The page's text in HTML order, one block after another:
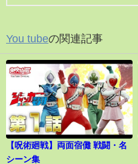
You tubeの関連記事
【呪術廻戦】両面宿儺 戦闘・名
シーン集